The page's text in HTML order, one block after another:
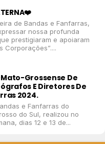
de Bandas e Fanfarras,
nossa profunda
prestigiaram e apoiaram
Corporações”....
Grossense De
E Diretores De
2024.
e Fanfarras do
do Sul, realizou no
dias 12 e 13 de...